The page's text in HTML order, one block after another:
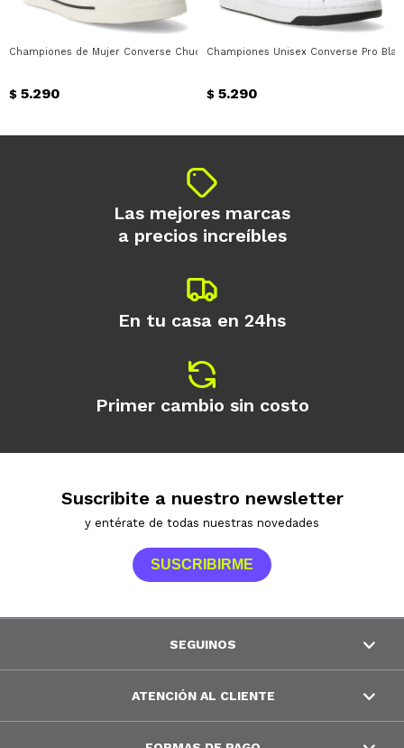
Championes de Mujer Converse Chuck Taylor Lift Platform Converse - Negro
$ 5.290
Championes Unisex Converse Pro
$ 5.290
Las mejores marcas
a precios increíbles
En tu casa en 24hs
Primer cambio sin costo
Suscribite a nuestro newsletter
y entérate de todas nuestras novedades
SUSCRIBIRME
SEGUINOS
ATENCIÓN AL CLIENTE